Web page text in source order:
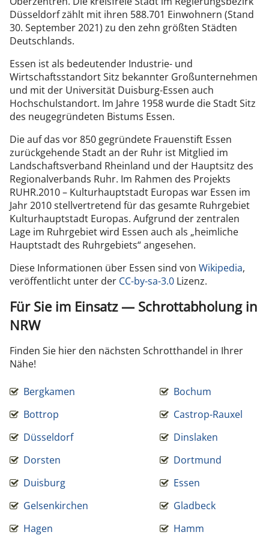
Düsseldorf zählt mit ihren 588.701 Einwohnern (Stand
30. September 2021) zu den zehn größten Städten
Deutschlands.
Essen ist als bedeutender Industrie- und
Wirtschaftsstandort Sitz bekannter Großunternehmen
und mit der Universität Duisburg-Essen auch
Hochschulstandort. Im Jahre 1958 wurde die Stadt Sitz
des neugegründeten Bistums Essen.
Die auf das vor 850 gegründete Frauenstift Essen
zurückgehende Stadt an der Ruhr ist Mitglied im
Landschaftsverband Rheinland und der Hauptsitz des
Regionalverbands Ruhr. Im Rahmen des Projekts
RUHR.2010 – Kulturhauptstadt Europas war Essen im
Jahr 2010 stellvertretend für das gesamte Ruhrgebiet
Kulturhauptstadt Europas. Aufgrund der zentralen
Lage im Ruhrgebiet wird Essen auch als „heimliche
Hauptstadt des Ruhrgebiets“ angesehen.
Diese Informationen über Essen sind von Wikipedia,
veröffentlicht unter der CC-by-sa-3.0 Lizenz.
Für Sie im Einsatz — Schrottabholung in
NRW
Finden Sie hier den nächsten Schrotthandel in Ihrer
Nähe!
Bergkamen
Bochum
Bottrop
Castrop-Rauxel
Düsseldorf
Dinslaken
Dorsten
Dortmund
Duisburg
Essen
Gelsenkirchen
Gladbeck
Hagen
Hamm